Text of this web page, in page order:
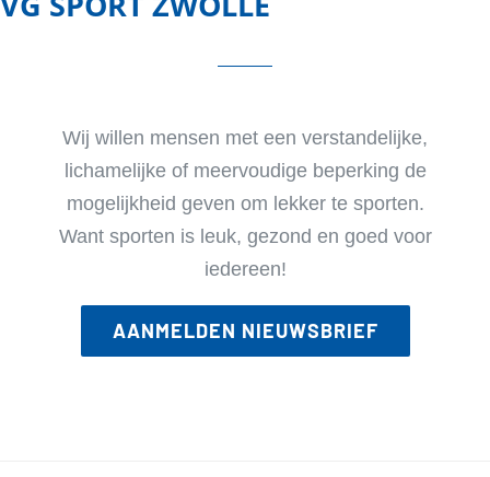
Wij willen mensen met een verstandelijke,
lichamelijke of meervoudige beperking de
mogelijkheid geven om lekker te sporten.
Want sporten is leuk, gezond en goed voor
iedereen!
AANMELDEN NIEUWSBRIEF